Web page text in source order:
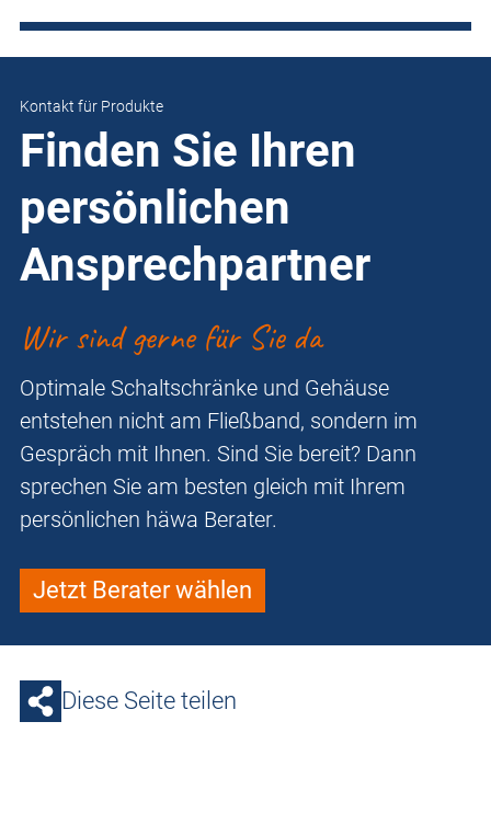
Kontakt für Produkte
Finden Sie Ihren
persönlichen
Ansprechpartner
Wir sind gerne für Sie da
Optimale Schaltschränke und Gehäuse
entstehen nicht am Fließband, sondern im
Gespräch mit Ihnen. Sind Sie bereit? Dann
sprechen Sie am besten gleich mit Ihrem
persönlichen häwa Berater.
Jetzt Berater wählen
Diese Seite teilen